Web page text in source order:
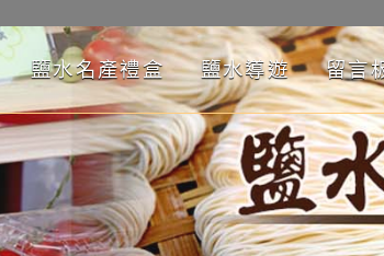
鹽水名產禮盒 鹽水導遊 留言